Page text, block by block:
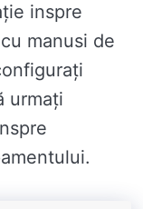
inspre
manusi de
urmați